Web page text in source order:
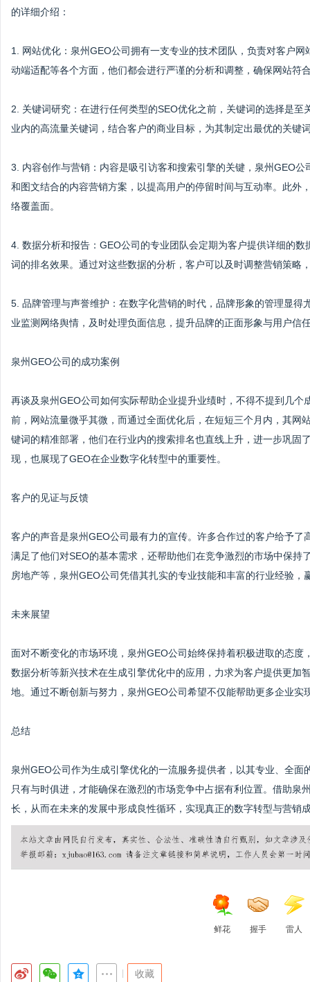
的详细介绍：
1. 网站优化：泉州GEO公司拥有一支专业的技术团队，负责对客户
动端适配等各个方面，他们都会进行严谨的分析和调整，确保网站符
2. 关键词研究：在进行任何类型的SEO优化之前，关键词的选择是
业内的高流量关键词，结合客户的商业目标，为其制定出最优的关键
3. 内容创作与营销：内容是吸引访客和搜索引擎的关键，泉州GEO
和图文结合的内容营销方案，以提高用户的停留时间与互动率。此外
络覆盖面。
4. 数据分析和报告：GEO公司的专业团队会定期为客户提供详细的
词的排名效果。通过对这些数据的分析，客户可以及时调整营销策略
5. 品牌管理与声誉维护：在数字化营销的时代，品牌形象的管理显
业监测网络舆情，及时处理负面信息，提升品牌的正面形象与用户信
泉州GEO公司的成功案例
再谈及泉州GEO公司如何实际帮助企业提升业绩时，不得不提到几
前，网站流量微乎其微，而通过全面优化后，在短短三个月内，其
键词的精准部署，他们在行业内的搜索排名也直线上升，进一步巩固
现，也展现了GEO在企业数字化转型中的重要性。
客户的见证与反馈
客户的声音是泉州GEO公司最有力的宣传。许多合作过的客户给予
满足了他们对SEO的基本需求，还帮助他们在竞争激烈的市场中保
房地产等，泉州GEO公司凭借其扎实的专业技能和丰富的行业经验，
未来展望
面对不断变化的市场环境，泉州GEO公司始终保持着积极进取的态
数据分析等新兴技术在生成引擎优化中的应用，力求为客户提供更加
地。通过不断创新与努力，泉州GEO公司希望不仅能帮助更多企业
总结
泉州GEO公司作为生成引擎优化的一流服务提供者，以其专业、全
只有与时俱进，才能确保在激烈的市场竞争中占据有利位置。借助
长，从而在未来的发展中形成良性循环，实现真正的数字转型与营销
鲜花 握手 雷人
收藏